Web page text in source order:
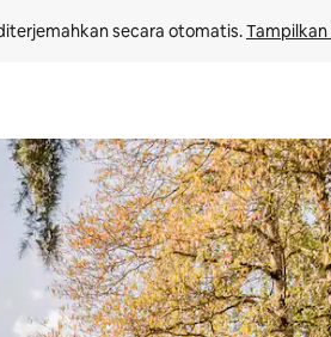
secara otomatis. Tampilkan